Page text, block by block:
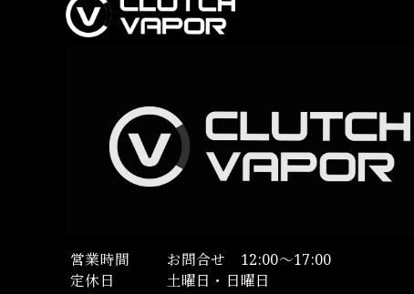
営業時間
お問合せ 12:00～17:00
定休日
土曜日・日曜日